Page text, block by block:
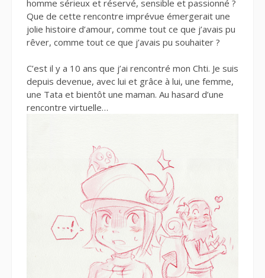
homme sérieux et réservé, sensible et passionné ?
Que de cette rencontre imprévue émergerait une
jolie histoire d’amour, comme tout ce que j’avais pu
rêver, comme tout ce que j’avais pu souhaiter ?
C’est il y a 10 ans que j’ai rencontré mon Chti. Je suis
depuis devenue, avec lui et grâce à lui, une femme,
une Tata et bientôt une maman. Au hasard d’une
rencontre virtuelle…